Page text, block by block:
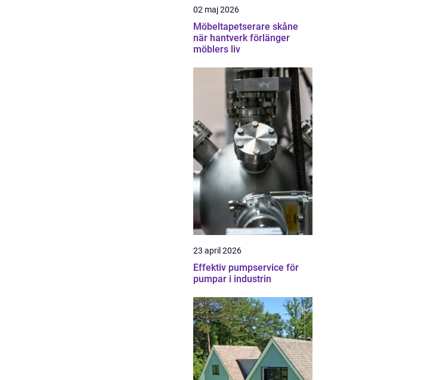
02 maj 2026
Möbeltapetserare skåne
när hantverk förlänger
möblers liv
23 april 2026
Effektiv pumpservice för
pumpar i industrin